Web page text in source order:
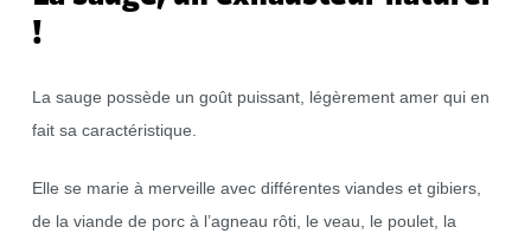
!
La sauge possède un goût puissant, légèrement amer qui en
fait sa caractéristique.
Elle se marie à merveille avec différentes viandes et gibiers,
de la viande de porc à l’agneau rôti, le veau, le poulet, la